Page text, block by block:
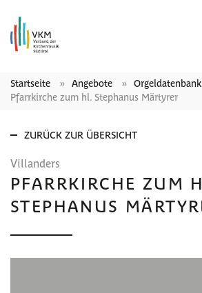
Startseite Angebote
Orgeldatenbank
Pfarrkirche zum hl. Stephanus Märtyrer
ZURÜCK ZUR ÜBERSICHT
Villanders
PFARRKIRCHE ZUM
STEPHANUS